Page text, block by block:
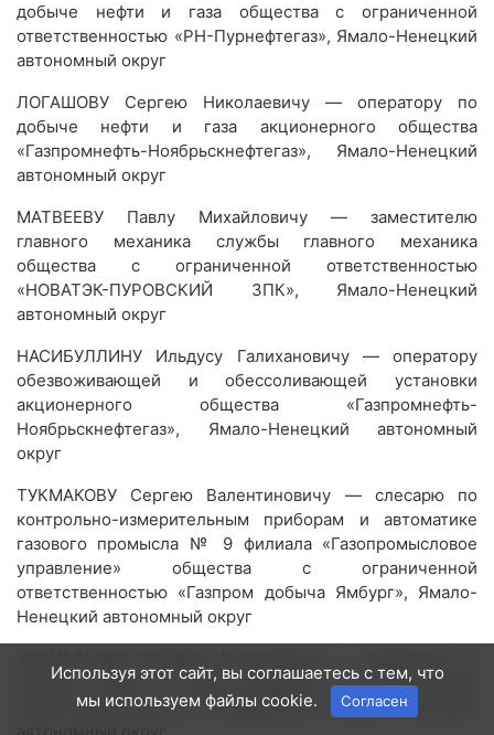
добыче нефти и газа общества с ограниченной
ответственностью «РН-Пурнефтегаз», Ямало-Ненецкий
автономный округ
ЛОГАШОВУ Сергею Николаевичу — оператору по
добыче нефти и газа акционерного общества
«Газпромнефть-Ноябрьскнефтегаз», Ямало-Ненецкий
автономный округ
МАТВЕЕВУ Павлу Михайловичу — заместителю
главного механика службы главного механика
общества с ограниченной ответственностью
«НОВАТЭК-ПУРОВСКИЙ ЗПК», Ямало-Ненецкий
автономный округ
НАСИБУЛЛИНУ Ильдусу Галихановичу — оператору
обезвоживающей и обессоливающей установки
акционерного общества «Газпромнефть-
Ноябрьскнефтегаз», Ямало-Ненецкий автономный
округ
ТУКМАКОВУ Сергею Валентиновичу — слесарю по
контрольно-измерительным приборам и автоматике
газового промысла № 9 филиала «Газопромысловое
управление» общества с ограниченной
ответственностью «Газпром добыча Ямбург», Ямало-
Ненецкий автономный округ
добыче нефти и газа общества с ограниченной
ответственностью «РН-Пурнефтегаз», Ямало-Ненецкий
Используя этот сайт, вы соглашаетесь с тем, что
мы используем файлы cookie.
Согласен